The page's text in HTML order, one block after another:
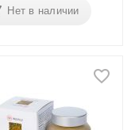
Нет в наличии